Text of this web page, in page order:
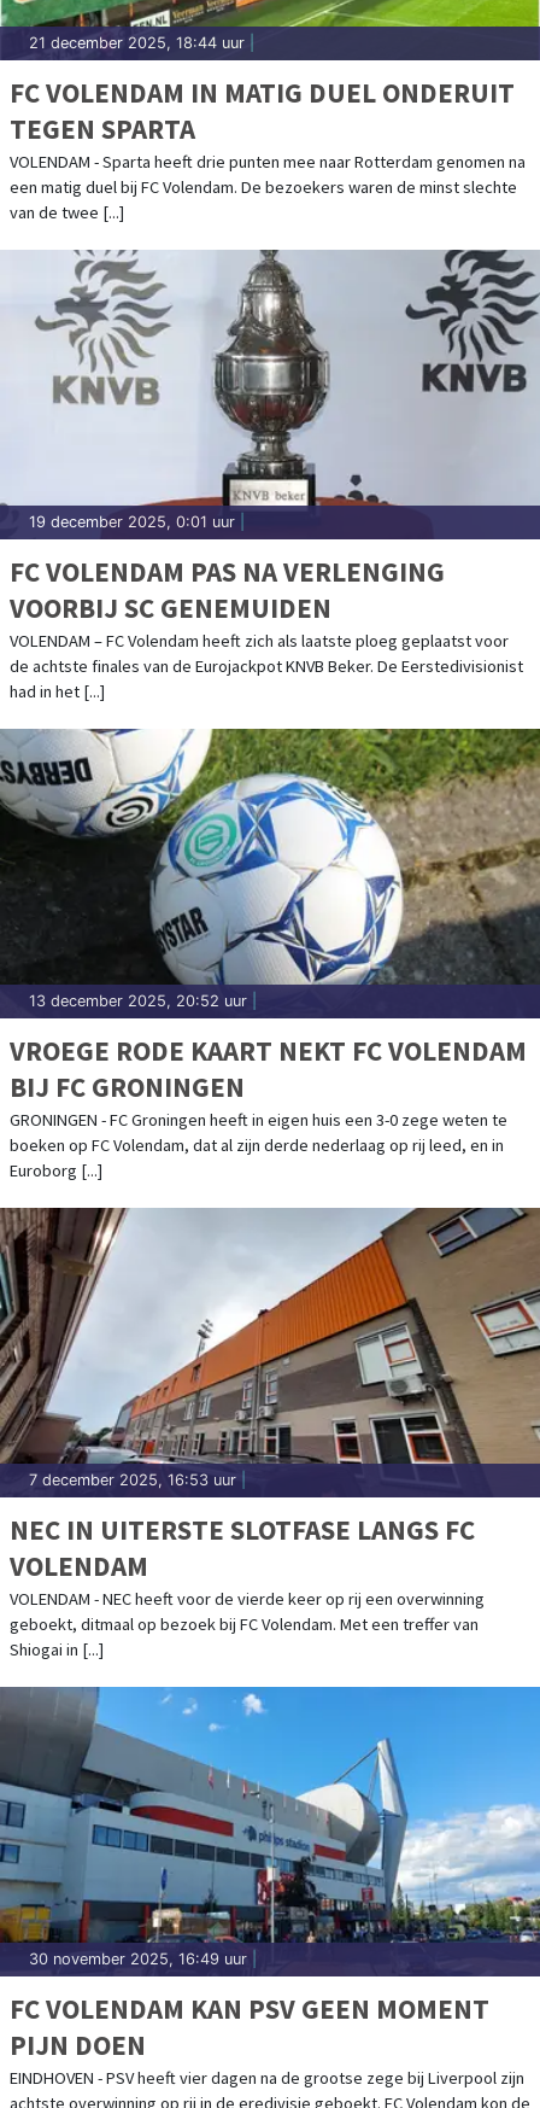
21 december 2025, 18:44 uur
FC VOLENDAM IN MATIG DUEL ONDERUIT
TEGEN SPARTA
VOLENDAM - Sparta heeft drie punten mee naar Rotterdam genomen na
een matig duel bij FC Volendam. De bezoekers waren de minst slechte
van de twee [...]
19 december 2025, 0:01 uur
FC VOLENDAM PAS NA VERLENGING
VOORBIJ SC GENEMUIDEN
VOLENDAM – FC Volendam heeft zich als laatste ploeg geplaatst voor
de achtste finales van de Eurojackpot KNVB Beker. De Eerstedivisionist
had in het [...]
13 december 2025, 20:52 uur
VROEGE RODE KAART NEKT FC VOLENDAM
BIJ FC GRONINGEN
GRONINGEN - FC Groningen heeft in eigen huis een 3-0 zege weten te
boeken op FC Volendam, dat al zijn derde nederlaag op rij leed, en in
Euroborg [...]
7 december 2025, 16:53 uur
NEC IN UITERSTE SLOTFASE LANGS FC
VOLENDAM
VOLENDAM - NEC heeft voor de vierde keer op rij een overwinning
geboekt, ditmaal op bezoek bij FC Volendam. Met een treffer van
Shiogai in [...]
30 november 2025, 16:49 uur
FC VOLENDAM KAN PSV GEEN MOMENT
PIJN DOEN
EINDHOVEN - PSV heeft vier dagen na de grootse zege bij Liverpool zijn
achtste overwinning op rij in de eredivisie geboekt. FC Volendam kon de